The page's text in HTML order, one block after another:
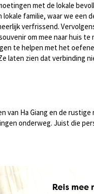
met de lokale
familie, waar we een
verfrissend.
om mee naar huis
te helpen met het
laten zien dat verbinding
van Ha Giang en de
onderweg. Juist die
Reis mee